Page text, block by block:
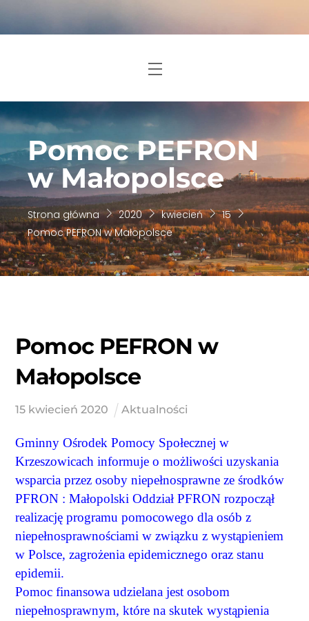
Menu
Pomoc PEFRON
w Małopolsce
Strona główna 2020 kwiecień
15
Pomoc PEFRON w Małopolsce
Pomoc PEFRON w
Małopolsce
15 kwiecień 2020 Aktualności
Gminny Ośrodek Pomocy Społecznej w
Krzeszowicach informuje o możliwości uzyskania
wsparcia przez osoby niepełnosprawne ze środków
PFRON : Małopolski Oddział PFRON rozpoczął
realizację programu pomocowego dla osób z
niepełnosprawnościami w związku z wystąpieniem
w Polsce, zagrożenia epidemicznego oraz stanu
epidemii.
Pomoc finansowa udzielana jest osobom
niepełnosprawnym, które na skutek wystąpienia